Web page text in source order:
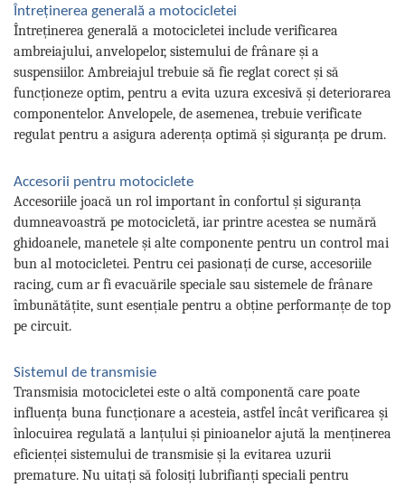
Întreținerea generală a motocicletei
Întreținerea generală a motocicletei include verificarea
ambreiajului, anvelopelor, sistemului de frânare și a
suspensiilor. Ambreiajul trebuie să fie reglat corect și să
funcționeze optim, pentru a evita uzura excesivă și deteriorarea
componentelor. Anvelopele, de asemenea, trebuie verificate
regulat pentru a asigura aderența optimă și siguranța pe drum.
Accesorii pentru motociclete
Accesoriile joacă un rol important în confortul și siguranța
dumneavoastră pe motocicletă, iar printre acestea se numără
ghidoanele, manetele și alte componente pentru un control mai
bun al motocicletei. Pentru cei pasionați de curse, accesoriile
racing, cum ar fi evacuările speciale sau sistemele de frânare
îmbunătățite, sunt esențiale pentru a obține performanțe de top
pe circuit.
Sistemul de transmisie
Transmisia motocicletei este o altă componentă care poate
influența buna funcționare a acesteia, astfel încât verificarea și
înlocuirea regulată a lanțului și pinioanelor ajută la menținerea
eficienței sistemului de transmisie și la evitarea uzurii
premature. Nu uitați să folosiți lubrifianți speciali pentru